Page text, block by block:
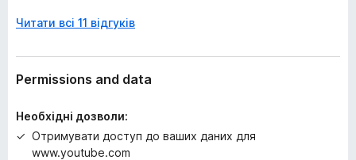
і
о
к
Читати всі 11 відгуків
Permissions and data
Необхідні дозволи:
Отримувати доступ до ваших даних для
www.youtube.com